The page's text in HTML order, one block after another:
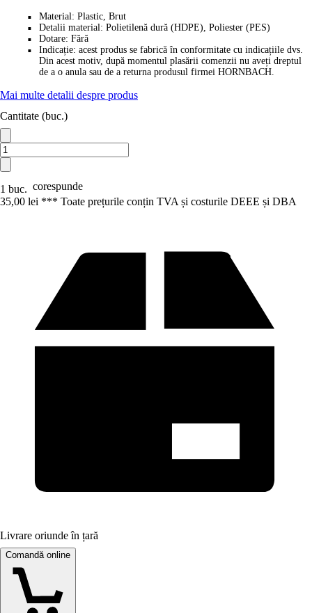
■ Material: Plastic, Brut
■ Detalii material: Polietilenă dură (HDPE), Poliester (PES)
■ Dotare: Fără
■ Indicație: acest produs se fabrică în conformitate cu indicațiile dvs.
Din acest motiv, după momentul plasării comenzii nu aveți dreptul
de a o anula sau de a returna produsul firmei HORNBACH.
Mai multe detalii despre produs
Cantitate (buc.)
1 buc. corespunde
35,00 lei *** Toate prețurile conțin TVA și costurile DEEE și DBA
Livrare oriunde în țară
Comandă online